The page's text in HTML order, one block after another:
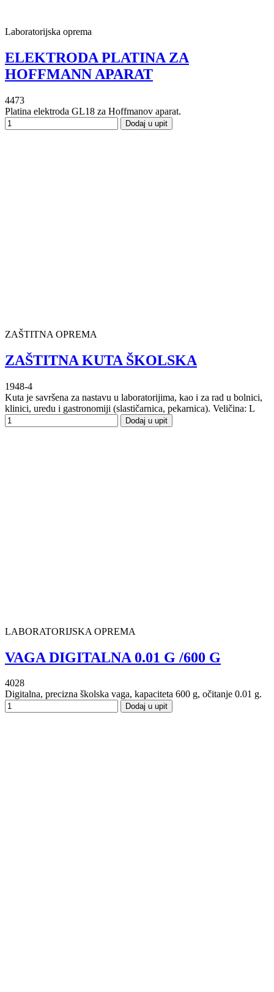
Laboratorijska oprema
ELEKTRODA PLATINA ZA
HOFFMANN APARAT
4473
Platina elektroda GL18 za Hoffmanov aparat.
Dodaj u upit
ZAŠTITNA OPREMA
ZAŠTITNA KUTA ŠKOLSKA
1948-4
Kuta je savršena za nastavu u laboratorijima, kao i za rad u bolnici,
klinici, uredu i gastronomiji (slastičarnica, pekarnica). Veličina: L
Dodaj u upit
LABORATORIJSKA OPREMA
VAGA DIGITALNA 0.01 G /600 G
4028
Digitalna, precizna školska vaga, kapaciteta 600 g, očitanje 0.01 g.
Dodaj u upit